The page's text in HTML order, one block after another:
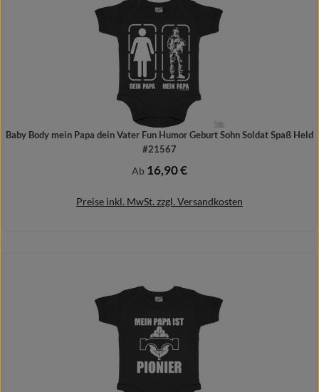
Baby Body mein Papa dein Vater Fun Humor Geburt Sohn Soldat Spaß Held
#21567
Regulärer Preis:
Ab 16,90 €
Preise inkl. MwSt. zzgl. Versandkosten